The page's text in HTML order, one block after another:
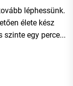
léphessünk.
élete kész
egy perce...